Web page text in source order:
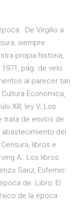
· De Virgilio a
siempre
propia historia,
pág. de velo
al parecer tan
Económica,
XIII, ley V; Los
trata de envíos de
del
libros e
A.: Los libros
Sanz, Eufemio:
de Libro: El
de la época